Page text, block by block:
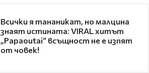
Всички я тананикат, но малцина
знаят истината: VIRAL хитът
„Papaoutai“ всъщност не е изпят
от човек!